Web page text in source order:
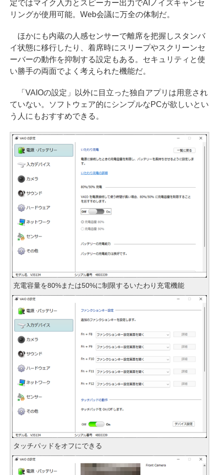
定ではマイク入力とスピーカー出力でAIノイズキャンセ
リングが使用可能。Web会議に万全の体制だ。
ほかにも内蔵の人感センサーで離席を把握しスタンバ
イ状態に移行したり、着席時にスリープやスクリーンセ
ーバーの動作を抑制する設定もある。セキュリティと使
い勝手の両面でよく考えられた機能だ。
「VAIOの設定」以外に目立った独自アプリは用意され
ていない。ソフトウェア的にシンプルなPCが欲しいとい
う人にもおすすめできる。
充電容量を80%または50%に制限するいたわり充電機能
タッチパッドをオフにできる